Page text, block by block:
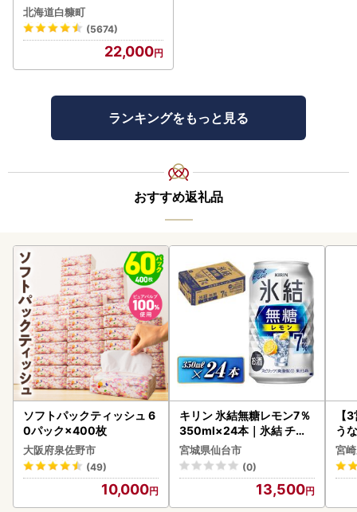
1676
北海道白糠町
(5674)
22,000
ランキングをもっと見る
おすすめ返礼品
ソフトパックティッシュ 6
0パック×400枚
大阪府泉佐野市
(49)
10,000
キリン 氷結無糖レモン7％
350ml×24本｜氷結 チュ
ーハイ 仙台市
宮城県仙台市
(0)
13,500
【
う
以
宮